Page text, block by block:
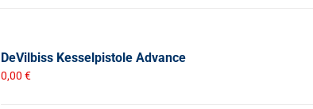
DeVilbiss Kesselpistole Advance
0,00 €